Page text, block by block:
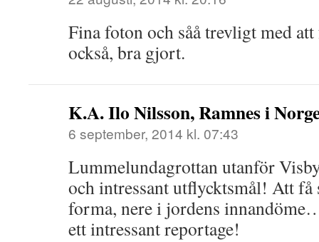
Fina foton och såå trevligt med
också, bra gjort.
K.A. Ilo Nilsson, Ramnes i
6 september, 2014 kl. 07:43
Lummelundagrottan utanför
och intressant utflycktsmål! Att få
forma, nere i jordens
ett intressant reportage!